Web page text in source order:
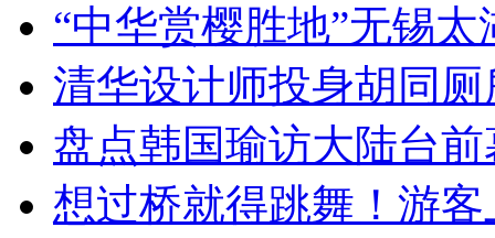
“中华赏樱胜地”无锡
清华设计师投身胡同
盘点韩国瑜访大陆台
想过桥就得跳舞！游客